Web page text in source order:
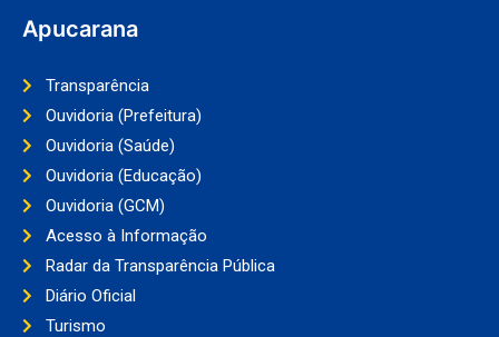
Apucarana
Transparência
Ouvidoria (Prefeitura)
Ouvidoria (Saúde)
Ouvidoria (Educação)
Ouvidoria (GCM)
Acesso à Informação
Radar da Transparência Pública
Diário Oficial
Turismo